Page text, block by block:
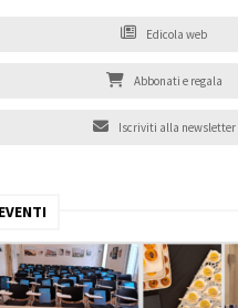
Edicola web
Abbonati e regala
Iscriviti alla newsletter